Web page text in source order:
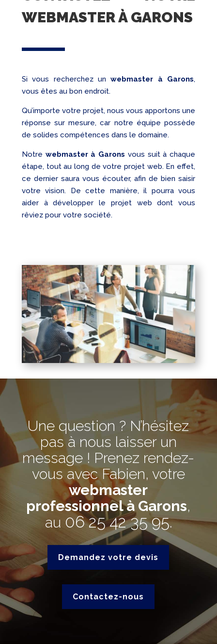
WEBMASTER À GARONS
Si vous recherchez unwebmaster à Garons,
vous êtes au bon endroit.
Qu’importe votre projet, nous vous apportons une
réponse sur mesure, car notre équipe possède
de solides compétences dans le domaine.
Notre webmaster à Garons vous suit à chaque
étape, tout au long de votre projet web. En effet,
ce dernier saura vous écouter, afin de bien saisir
votre vision. De cette manière, il pourra vous
aider à développer le projet web dont vous
rêviez pour votre société.
Une question ? N’hésitez
pas à nous laisser un
message ! Prenez rendez-
vous avec Fabien, votre
webmaster
professionnel à Garons,
au 06 25 42 35 95.
Demandez votre devis
Contactez-nous